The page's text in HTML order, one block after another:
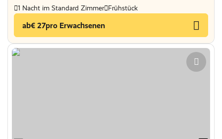
1 Nacht im Standard Zimmer Frühstück
ab€ 27pro Erwachsenen